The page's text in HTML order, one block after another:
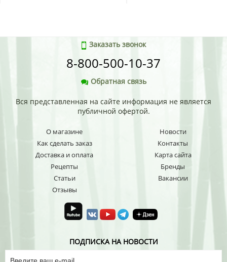
Заказать звонок
8-800-500-10-37
Обратная связь
Вся представленная на сайте информация не является
публичной офертой.
О магазине
Как сделать заказ
Доставка и оплата
Рецепты
Статьи
Отзывы
Новости
Контакты
Карта сайта
Бренды
Вакансии
ПОДПИСКА НА НОВОСТИ